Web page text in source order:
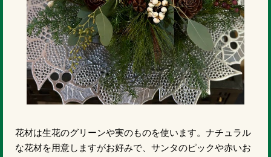
花材は生花のグリーンや実のものを使います。ナチュラル
な花材を用意しますがお好みで、サンタのピックや赤いお